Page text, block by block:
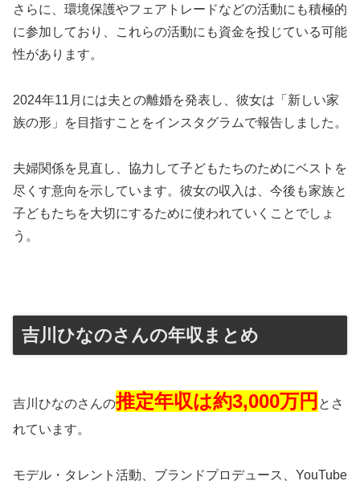
さらに、環境保護やフェアトレードなどの活動にも積極的
に参加しており、これらの活動にも資金を投じている可能
性があります。
2024年11月には夫との離婚を発表し、彼女は「新しい家
族の形」を目指すことをインスタグラムで報告しました。
夫婦関係を見直し、協力して子どもたちのためにベストを
尽くす意向を示しています。彼女の収入は、今後も家族と
子どもたちを大切にするために使われていくことでしょ
う。
吉川ひなのさんの年収まとめ
吉川ひなのさんの推定年収は約3,000万円 とさ
れています。
モデル・タレント活動、ブランドプロデュース、YouTube